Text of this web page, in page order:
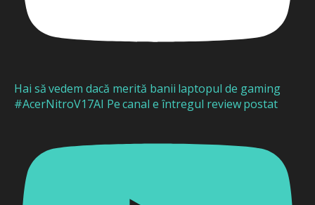
Hai să vedem dacă merită banii laptopul de gaming
#AcerNitroV17AI Pe canal e întregul review postat